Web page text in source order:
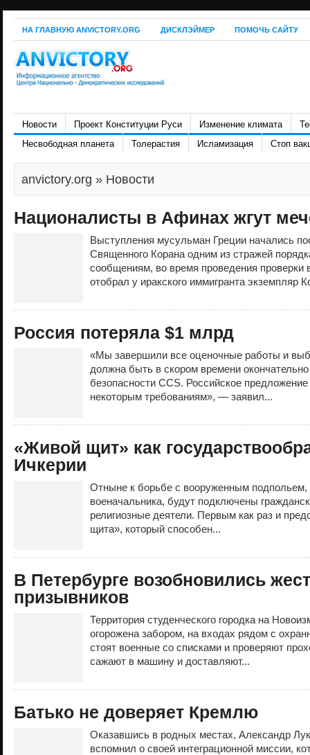
НА ГЛАВНУЮ ANVICTORY.ORG ДИСКЛЭЙМЕР ПОМОЧЬ САЙТУ
Новости Проект Конституции Руси Изменение климата
Несвободная планета
Толерастия Исламизация Стоп
anvictory.org » Новости
Националисты в Афинах жгут
Выступления мусульман Греции начались
Священного Корана одним из стражей
сообщениям, во время проведения проверки
отобрал у иракского иммигранта экземпляр
Россия потеряла $1 млрд
«Мы завершили все оценочные работы и
должна быть в скором времени
безопасности CCS. Российское предложение
некоторым требованиям», — заявил...
«Живой щит» как
Ичкерии
Отныне к борьбе с вооруженным подпольем,
военачальника, будут подключены
религиозные деятели. Первым как раз и
щита», который способен...
В Петербурге возобновились
призывников
Территория студенческого городка на
огорожена забором, на входах рядом с
стоят военные со списками и проверяют
сажают в машину и доставляют...
Батько не доверяет Кремлю
Оказавшись в родных местах, Александр
вспомнил о своей интеграционной миссии,